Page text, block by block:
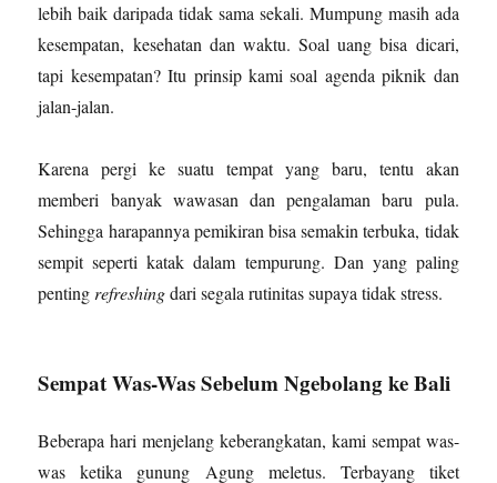
lebih baik daripada tidak sama sekali. Mumpung masih ada
kesempatan, kesehatan dan waktu. Soal uang bisa dicari,
tapi kesempatan? Itu prinsip kami soal agenda piknik dan
jalan-jalan.
Karena pergi ke suatu tempat yang baru, tentu akan
memberi banyak wawasan dan pengalaman baru pula.
Sehingga harapannya pemikiran bisa semakin terbuka, tidak
sempit seperti katak dalam tempurung. Dan yang paling
pentingrefreshingdari segala rutinitas supaya tidak stress.
Sempat Was-Was Sebelum Ngebolang ke Bali
Beberapa hari menjelang keberangkatan, kami sempat was-
was ketika gunung Agung meletus. Terbayang tiket